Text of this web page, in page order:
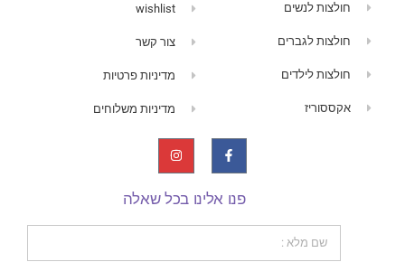
חולצות לנשים
חולצות לגברים
חולצות לילדים
אקססוריז
wishlist
צור קשר
מדיניות פרטיות
מדיניות משלוחים
פנו אלינו בכל שאלה